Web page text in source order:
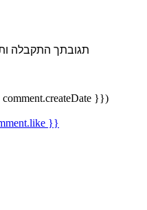
תגובתך התקבלה
}})
}}